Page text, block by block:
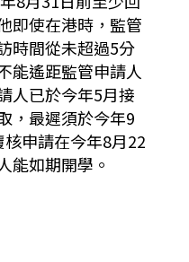
即使在港時，監管
時間從未超過5分
能遙距監管申請人
人已於今年5月接
，最遲須於今年9
申請在今年8月22
能如期開學。